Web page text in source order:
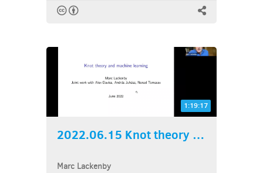
1:19:17
2022.06.15 Knot theory and...
Marc Lackenby